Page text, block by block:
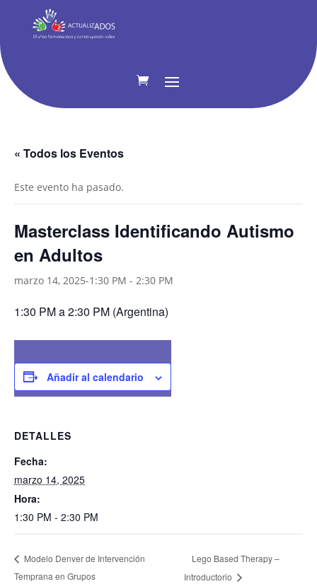
« Todos los Eventos
Este evento ha pasado.
Masterclass Identificando Autismo
en Adultos
marzo 14, 2025-1:30 PM - 2:30 PM
1:30 PM a 2:30 PM (Argentina)
Añadir al calendario
DETALLES
Fecha:
marzo 14, 2025
Hora:
1:30 PM - 2:30 PM
Modelo Denver de Intervención
Temprana en Grupos
Lego Based Therapy –
Introductorio